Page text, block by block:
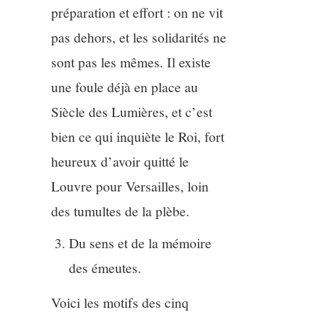
préparation et effort : on ne vit
pas dehors, et les solidarités ne
sont pas les mêmes. Il existe
une foule déjà en place au
Siècle des Lumières, et c’est
bien ce qui inquiète le Roi, fort
heureux d’avoir quitté le
Louvre pour Versailles, loin
des tumultes de la plèbe.
Du sens et de la mémoire
des émeutes.
Voici les motifs des cinq